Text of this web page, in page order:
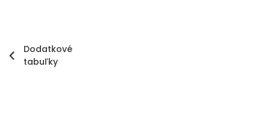
Dodatkové
tabuľky